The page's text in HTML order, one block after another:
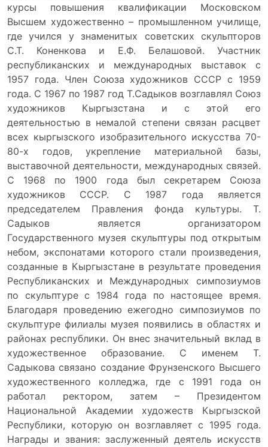
курсы повышения квалификации Московском
Высшем художественно – промышленном училище,
где учился у знаменитых советских скульпторов
С.Т. Коненкова и Е.Ф. Белашовой. Участник
республиканских и международных выставок с
1957 года. Член Союза художников СССР с 1959
года. С 1967 по 1987 год Т.Садыков возглавлял Союз
художников Кыргызстана и с этой его
деятельностью в немалой степени связан расцвет
всех кыргызского изобразительного искусства 70-
80-х годов, укрепление материальной базы,
выставочной деятельности, международных связей.
С 1968 по 1900 года был секретарем Союза
художников СССР. С 1987 года является
председателем Правления фонда культуры. Т.
Садыков является организатором
Государственного музея скульптуры под открытым
небом, экспонатами которого стали произведения,
созданные в Кыргызстане в результате проведения
Республиканских и Международных симпозиумов
по скульптуре с 1984 года по настоящее время.
Благодаря проведению ежегодно симпозиумов по
скульптуре филиалы музея появились в областях и
районах республики. Он внес значительный вклад в
художественное образование. С именем Т.
Садыкова связано создание Фрунзенского Высшего
художественного колледжа, где с 1991 года он
работал ректором, затем – Президентом
Национальной Академии художеств Кыргызской
Республики, которую он возглавляет с 1995 года.
Награды и звания: заслуженный деятель искусств